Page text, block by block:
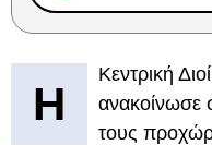
Η
Κεντρική
ανακοίνωσε
τους